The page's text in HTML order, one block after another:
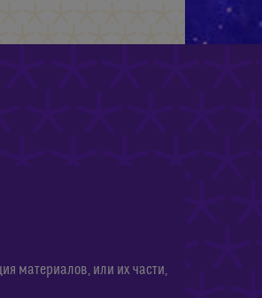
материалов, или их части,